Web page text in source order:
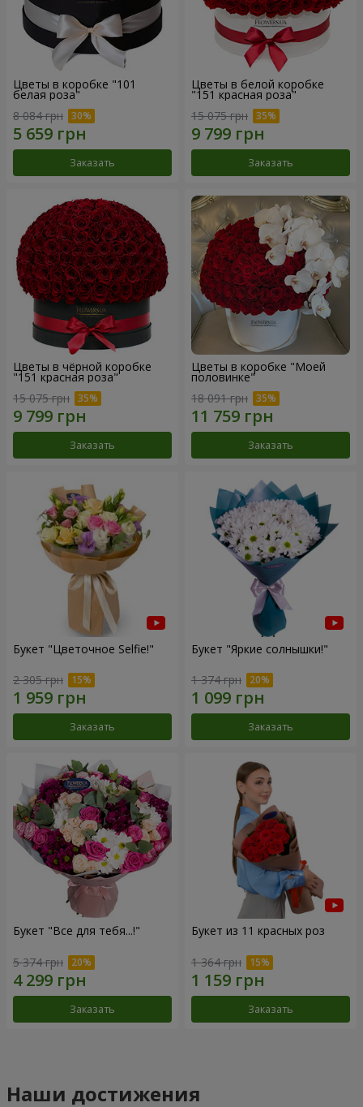
Цветы в коробке "101
белая роза"
8 084 грн
Заказать
Цветы в белой коробке
"151 красная роза"
15 075 грн
Заказать
Цветы в чёрной коробке
"151 красная роза"
15 075 грн
Заказать
Цветы в коробке "Моей
половинке"
18 091 грн
Заказать
Букет "Цветочное Selfie!"
2 305 грн
Заказать
Букет "Яркие солнышки!"
1 374 грн
Заказать
Букет "Все для тебя...!"
5 374 грн
Заказать
Букет из 11 красных роз
1 364 грн
Заказать
Наши достижения